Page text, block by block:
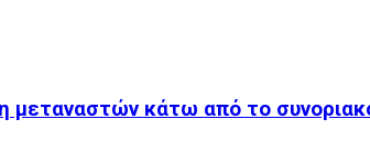
μεταναστών κάτω από το